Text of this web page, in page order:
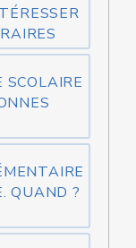
SCOLAIRE
QUAND ?